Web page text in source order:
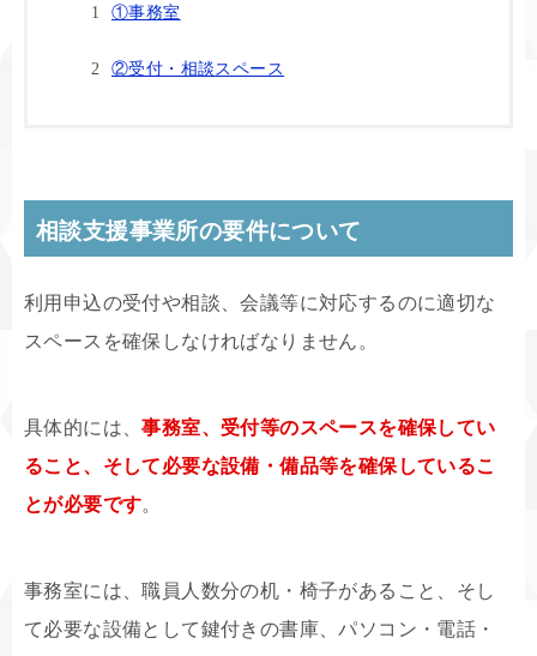
①事務室
②受付・相談スペース
相談支援事業所の要件について
利用申込の受付や相談、会議等に対応するのに適切な
スペースを確保しなければなりません。
具体的には、事務室、受付等のスペースを確保してい
ること、そして必要な設備・備品等を確保しているこ
とが必要です。
事務室には、職員人数分の机・椅子があること、そし
て必要な設備として鍵付きの書庫、パソコン・電話・